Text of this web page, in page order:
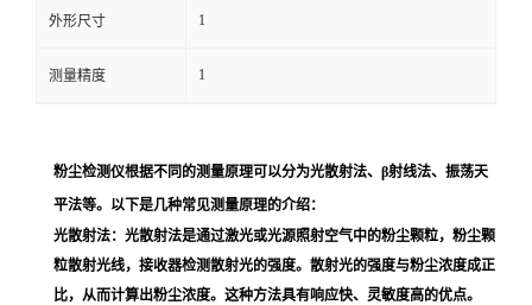
外形尺寸 1
测量精度 1
粉尘检测仪根据不同的测量原理可以分为光散射法、β射线法、振荡天
平法等。以下是几种常见测量原理的介绍：
光散射法：光散射法是通过激光或光源照射空气中的粉尘颗粒，粉尘颗
粒散射光线，接收器检测散射光的强度。散射光的强度与粉尘浓度成正
比，从而计算出粉尘浓度。这种方法具有响应快、灵敏度高的优点。